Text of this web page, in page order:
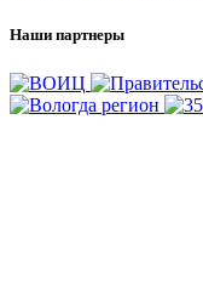
Наши партнеры